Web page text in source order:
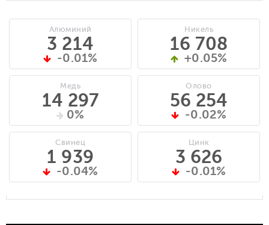
Алюминий
3 214
-0.01%
Медь
14 297
0%
Свинец
1 939
-0.04%
Никель
16 708
+0.05%
Олово
56 254
-0.02%
Цинк
3 626
-0.01%